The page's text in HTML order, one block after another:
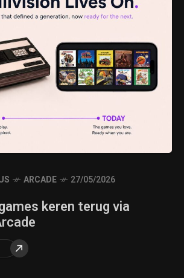
ARCADE 27/05/2026
keren terug via